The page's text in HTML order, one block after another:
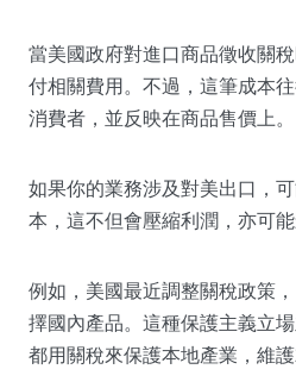
當美國政府對進口商品徵收關
付相關費用。不過，這筆成本
消費者，並反映在商品售價上。
如果你的業務涉及對美出口，
本，這不但會壓縮利潤，亦可能
例如，美國最近調整關稅政策
擇國內產品。這種保護主義立
都用關稅來保護本地產業，維護